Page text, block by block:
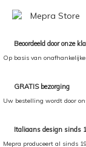
Beoordeeld door onze
Op basis van
GRATIS bezorging
Uw bestelling wordt door
Italiaans design sinds
Mepra produceert al sinds